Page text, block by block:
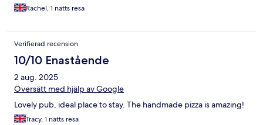
Rachel, 1 natts resa
Verifierad recension
10/10 Enastående
2 aug. 2025
Översätt med hjälp av Google
Lovely pub, ideal place to stay. The handmade pizza is amazing!
Tracy, 1 natts resa